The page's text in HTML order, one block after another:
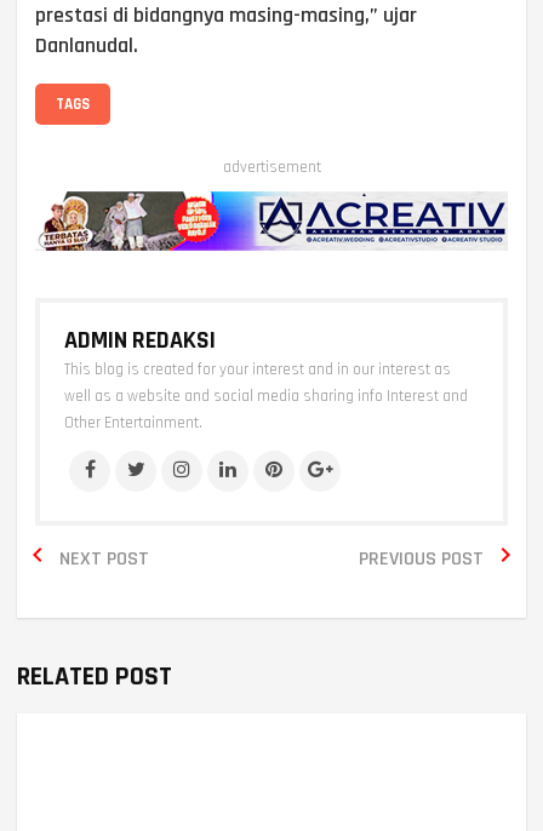
prestasi di bidangnya masing-masing,” ujar
Danlanudal.
TAGS
advertisement
ADMIN REDAKSI
This blog is created for your interest and in our interest as
well as a website and social media sharing info Interest and
Other Entertainment.
NEXT POST
 PREVIOUS POST 
RELATED POST